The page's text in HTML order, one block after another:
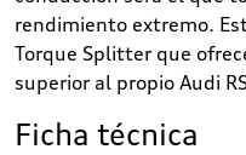
rendimiento extremo.
Torque Splitter que
superior al propio Audi
Ficha técnica